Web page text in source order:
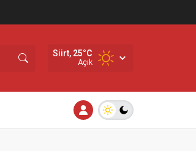
Siirt, 25°C
Açık